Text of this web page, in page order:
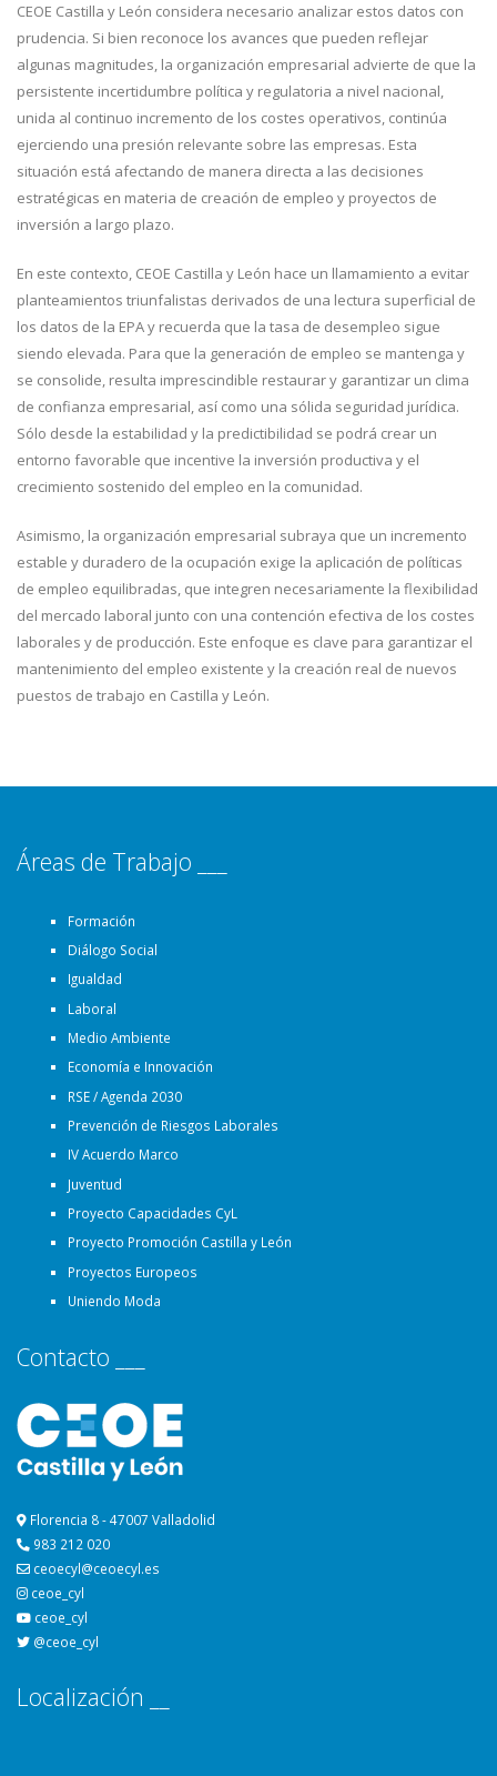
CEOE Castilla y León considera necesario analizar estos datos con
prudencia. Si bien reconoce los avances que pueden reflejar
algunas magnitudes, la organización empresarial advierte de que la
persistente incertidumbre política y regulatoria a nivel nacional,
unida al continuo incremento de los costes operativos, continúa
ejerciendo una presión relevante sobre las empresas. Esta
situación está afectando de manera directa a las decisiones
estratégicas en materia de creación de empleo y proyectos de
inversión a largo plazo.
En este contexto, CEOE Castilla y León hace un llamamiento a evitar
planteamientos triunfalistas derivados de una lectura superficial de
los datos de la EPA y recuerda que la tasa de desempleo sigue
siendo elevada. Para que la generación de empleo se mantenga y
se consolide, resulta imprescindible restaurar y garantizar un clima
de confianza empresarial, así como una sólida seguridad jurídica.
Sólo desde la estabilidad y la predictibilidad se podrá crear un
entorno favorable que incentive la inversión productiva y el
crecimiento sostenido del empleo en la comunidad.
Asimismo, la organización empresarial subraya que un incremento
estable y duradero de la ocupación exige la aplicación de políticas
de empleo equilibradas, que integren necesariamente la flexibilidad
del mercado laboral junto con una contención efectiva de los costes
laborales y de producción. Este enfoque es clave para garantizar el
mantenimiento del empleo existente y la creación real de nuevos
puestos de trabajo en Castilla y León.
Áreas de Trabajo ___
Formación
Diálogo Social
Igualdad
Laboral
Medio Ambiente
Economía e Innovación
RSE / Agenda 2030
Prevención de Riesgos Laborales
IV Acuerdo Marco
Juventud
Proyecto Capacidades CyL
Proyecto Promoción Castilla y León
Proyectos Europeos
Uniendo Moda
Contacto ___
Florencia 8 - 47007 Valladolid
983 212 020
ceoecyl@ceoecyl.es
ceoe_cyl
ceoe_cyl
@ceoe_cyl
Localización __